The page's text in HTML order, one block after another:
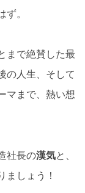
。
まで絶賛した最
の人生、そして
マまで、熱い想
社長の漢気と、
ましょう！